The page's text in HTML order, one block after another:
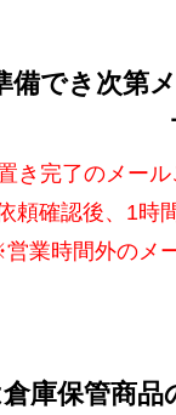
備でき次第
き完了のメー
頼確認後、1時
業時間外のメ
庫保管商